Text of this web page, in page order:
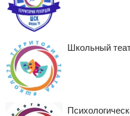
Школьный